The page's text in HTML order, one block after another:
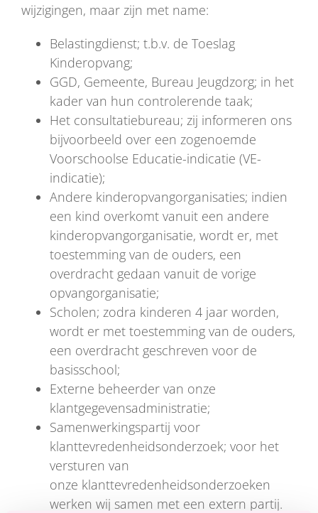
wijzigingen, maar zijn met name:
Belastingdienst; t.b.v. de Toeslag
Kinderopvang;
GGD, Gemeente, Bureau Jeugdzorg; in het
kader van hun controlerende taak;
Het consultatiebureau; zij informeren ons
bijvoorbeeld over een zogenoemde
Voorschoolse Educatie-indicatie (VE-
indicatie);
Andere kinderopvangorganisaties; indien
een kind overkomt vanuit een andere
kinderopvangorganisatie, wordt er, met
toestemming van de ouders, een
overdracht gedaan vanuit de vorige
opvangorganisatie;
Scholen; zodra kinderen 4 jaar worden,
wordt er met toestemming van de ouders,
een overdracht geschreven voor de
basisschool;
Externe beheerder van onze
klantgegevensadministratie;
Samenwerkingspartij voor
klanttevredenheidsonderzoek; voor het
versturen van
onze klanttevredenheidsonderzoeken
werken wij samen met een extern partij.